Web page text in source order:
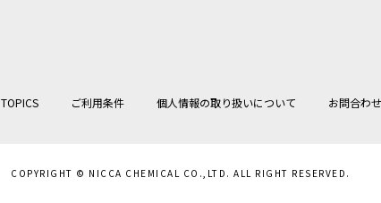
TOPICS ご利用条件 個人情報の取り扱いについて お問合わせ
COPYRIGHT © NICCA CHEMICAL CO.,LTD. ALL RIGHT RESERVED.